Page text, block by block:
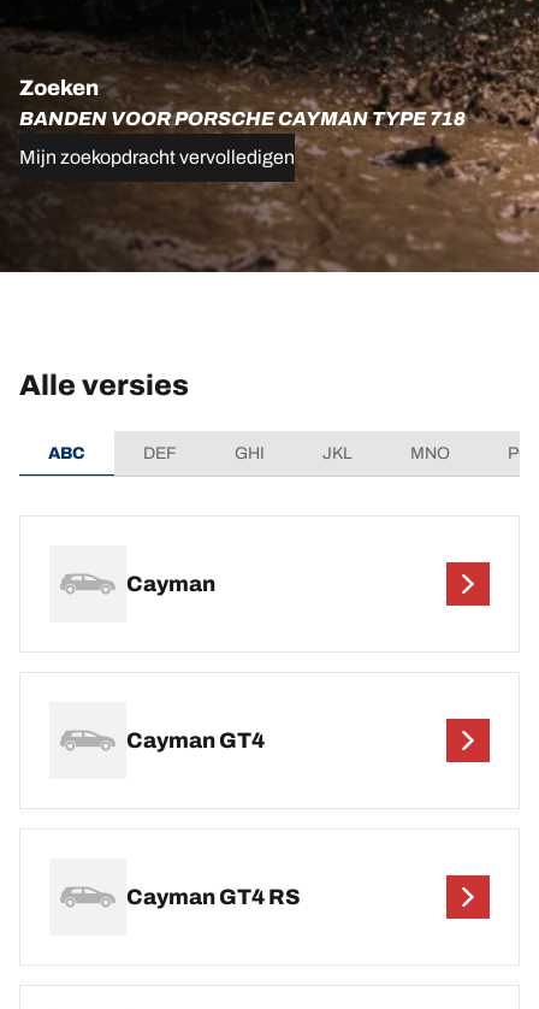
Zoeken
BANDEN VOOR PORSCHE CAYMAN TYPE 718
Mijn zoekopdracht vervolledigen
Alle versies
ABC DEF GHI JKL MNO
Cayman
Cayman GT4
Cayman GT4 RS